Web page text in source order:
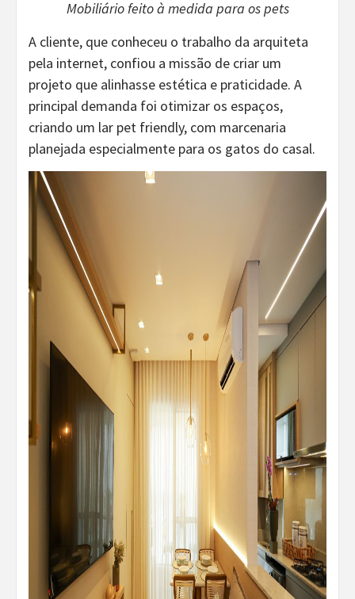
Mobiliário feito à medida para os pets
A cliente, que conheceu o trabalho da arquiteta
pela internet, confiou a missão de criar um
projeto que alinhasse estética e praticidade. A
principal demanda foi otimizar os espaços,
criando um lar pet friendly, com marcenaria
planejada especialmente para os gatos do casal.